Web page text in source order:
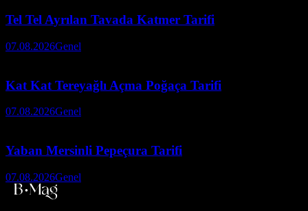
Tel Tel Ayrılan Tavada Katmer Tarifi
07.08.2026Genel
Kat Kat Tereyağlı Açma Poğaça Tarifi
07.08.2026Genel
Yaban Mersinli Pepeçura Tarifi
07.08.2026Genel